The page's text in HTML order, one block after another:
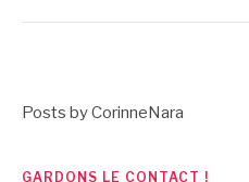
Posts by CorinneNara
GARDONS LE CONTACT !